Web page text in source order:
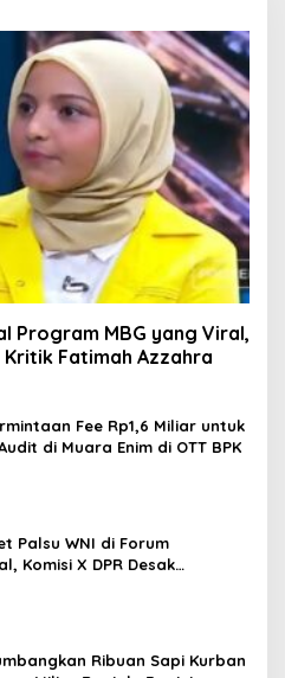
Program MBG yang Viral,
Pujian 4 Poin Kritik Fatimah Azzahra
Fee Rp1,6 Miliar untuk
di Muara Enim di OTT BPK
Palsu WNI di Forum
Komisi X DPR Desak
Penegakan Sanksi Etik
Ribuan Sapi Kurban